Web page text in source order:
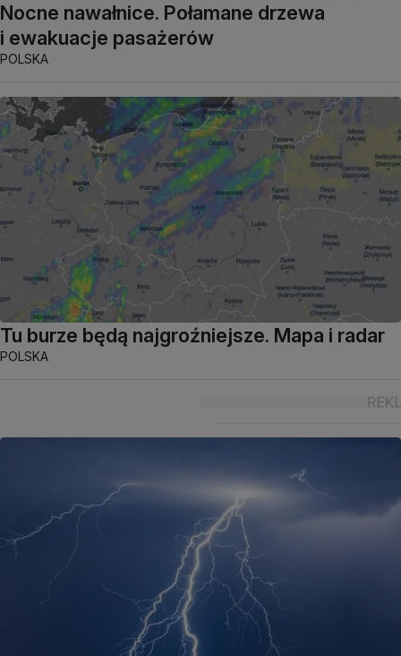
Nocne nawałnice. Połamane drzewa
i ewakuacje pasażerów
POLSKA
Tu burze będą najgroźniejsze. Mapa i radar
POLSKA